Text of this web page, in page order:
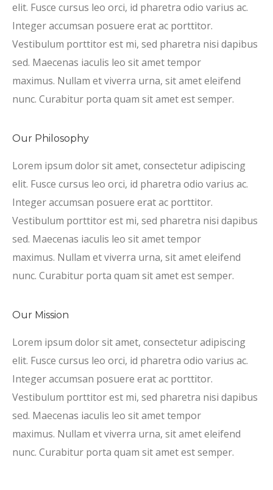
elit. Fusce cursus leo orci, id pharetra odio varius ac.
Integer accumsan posuere erat ac porttitor.
Vestibulum porttitor est mi, sed pharetra nisi dapibus
sed. Maecenas iaculis leo sit amet tempor
maximus. Nullam et viverra urna, sit amet eleifend
nunc. Curabitur porta quam sit amet est semper.
Our Philosophy
Lorem ipsum dolor sit amet, consectetur adipiscing
elit. Fusce cursus leo orci, id pharetra odio varius ac.
Integer accumsan posuere erat ac porttitor.
Vestibulum porttitor est mi, sed pharetra nisi dapibus
sed. Maecenas iaculis leo sit amet tempor
maximus. Nullam et viverra urna, sit amet eleifend
nunc. Curabitur porta quam sit amet est semper.
Our Mission
Lorem ipsum dolor sit amet, consectetur adipiscing
elit. Fusce cursus leo orci, id pharetra odio varius ac.
Integer accumsan posuere erat ac porttitor.
Vestibulum porttitor est mi, sed pharetra nisi dapibus
sed. Maecenas iaculis leo sit amet tempor
maximus. Nullam et viverra urna, sit amet eleifend
nunc. Curabitur porta quam sit amet est semper.